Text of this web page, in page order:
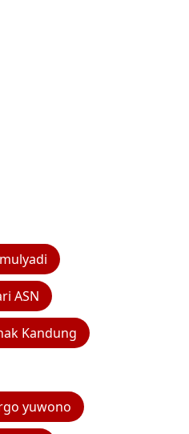
ASN
Kandung
yuwono